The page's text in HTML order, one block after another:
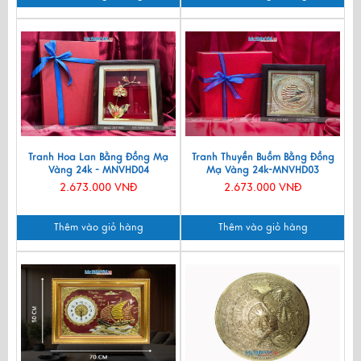
Tranh Hoa Lan Bằng Đồng Mạ
Vàng 24k - MNVHD04
2.673.000 VNĐ
Thêm vào giỏ hàng
Tranh Thuyền Buồm Bằng Đồng
Mạ Vàng 24k-MNVHD03
2.673.000 VNĐ
Thêm vào giỏ hàng